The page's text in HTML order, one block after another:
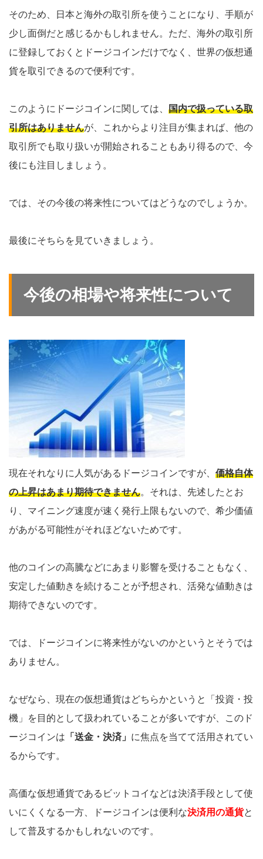
そのため、日本と海外の取引所を使うことになり、手順が
少し面倒だと感じるかもしれません。ただ、海外の取引所
に登録しておくとドージコインだけでなく、世界の仮想通
貨を取引できるので便利です。
このようにドージコインに関しては、 国内で扱っている取
引所はありませんが、これからより注目が集まれば、他の
取引所でも取り扱いが開始されることもあり得るので、今
後にも注目しましょう。
では、その今後の将来性についてはどうなのでしょうか。
最後にそちらを見ていきましょう。
今後の相場や将来性について
現在それなりに人気があるドージコインですが、 価格自体
の上昇はあまり期待できません。それは、先述したとお
り、マイニング速度が速く発行上限もないので、希少価値
があがる可能性がそれほどないためです。
他のコインの高騰などにあまり影響を受けることもなく、
安定した値動きを続けることが予想され、活発な値動きは
期待できないのです。
では、ドージコインに将来性がないのかというとそうでは
ありません。
なぜなら、現在の仮想通貨はどちらかというと「投資・投
機」を目的として扱われていることが多いですが、このド
ージコインは 「送金・決済」 に焦点を当てて活用されてい
るからです。
高価な仮想通貨であるビットコイなどは決済手段として使
いにくくなる一方、ドージコインは便利な決済用の通貨と
して普及するかもしれないのです。